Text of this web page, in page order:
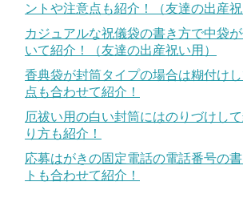
ントや注意点も紹介！（友達の出産祝
カジュアルな祝儀袋の書き方で中袋
いて紹介！（友達の出産祝い用）
香典袋が封筒タイプの場合は糊付け
点も合わせて紹介！
厄祓い用の白い封筒にはのりづけし
り方も紹介！
応募はがきの固定電話の電話番号の
トも合わせて紹介！